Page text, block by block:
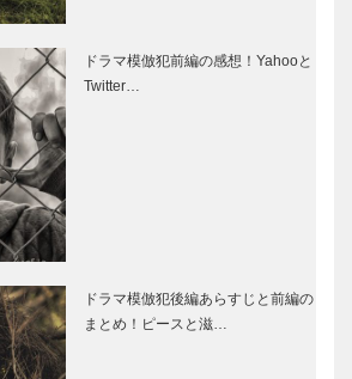
ドラマ模倣犯前編の感想！Yahooと
Twitter…
ドラマ模倣犯後編あらすじと前編の
まとめ！ピースと滋…